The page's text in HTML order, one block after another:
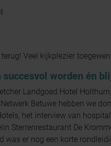
Veel kijkplezier
succesvol worden én
Landgoed Hotel
Betuwe hebben we
het interview van
Sterrenrestaurant De
was er nog een korte